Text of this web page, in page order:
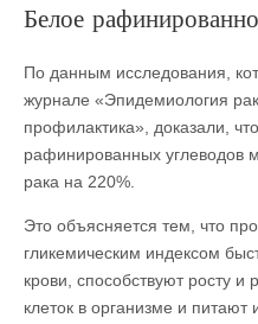
Белое
По данным исследования,
журнале «Эпидемиология
профилактика», доказали,
рафинированных углеводов
рака на 220%.
Это объясняется тем, что
гликемическим индексом
крови, способствуют росту
клеток в организме и питают